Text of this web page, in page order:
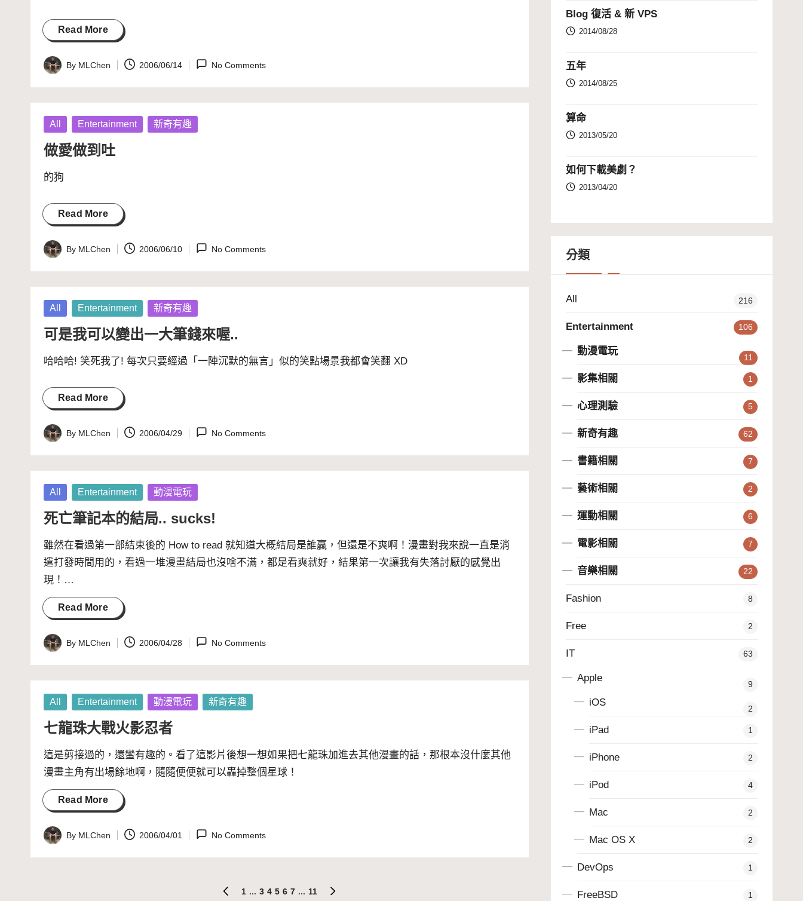
Read More
Posted
by
By MLChen 2006/06/14 No Comments
Posted
in
All Entertainment 新奇有趣
做愛做到吐
的狗
Read More
Posted
by
By MLChen 2006/06/10 No Comments
Posted
All Entertainment 新奇有趣
可是我可以變出一大筆錢來喔..
哈哈哈! 笑死我了! 每次只要經過「一陣沉默的無言」似的笑點場景我都會笑翻 XD
Read More
Posted
by
By MLChen 2006/04/29 No Comments
Posted
All Entertainment 動漫電玩
死亡筆記本的結局.. sucks!
雖然在看過第一部結束後的 How to read 就知道大概結局是誰贏，但還是不爽啊！漫畫對我來說一直是消
遣打發時間用的，看過一堆漫畫結局也沒啥不滿，都是看爽就好，結果第一次讓我有失落討厭的感覺出
現！…
Read More
Posted
by
By MLChen 2006/04/28 No Comments
Posted
All Entertainment 動漫電玩 新奇有趣
七龍珠大戰火影忍者
這是剪接過的，還蠻有趣的。看了這影片後想一想如果把七龍珠加進去其他漫畫的話，那根本沒什麼其他
漫畫主角有出場餘地啊，隨隨便便就可以轟掉整個星球！
Read More
Posted
by
By MLChen 2006/04/01 No Comments
PREVIOUS
1 ... 3 4 5 6 7 ... 11
Blog 復活 & 新 VPS
2014/08/28
五年
2014/08/25
算命
2013/05/20
如何下載美劇？
2013/04/20
分類
All 216
Entertainment 106
動漫電玩
11
影集相關 1
心理測驗 5
新奇有趣 62
書籍相關 7
藝術相關 2
運動相關 6
電影相關 7
音樂相關 22
Fashion 8
Free 2
IT 63
Apple
9
iOS
2
iPad 1
iPhone 2
iPod 4
Mac 2
Mac OS X 2
DevOps 1
FreeBSD 1